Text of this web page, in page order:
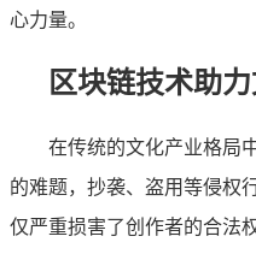
心力量。
区块链技术助
在传统的文化产业格局
的难题，抄袭、盗用等侵权
仅严重损害了创作者的合法